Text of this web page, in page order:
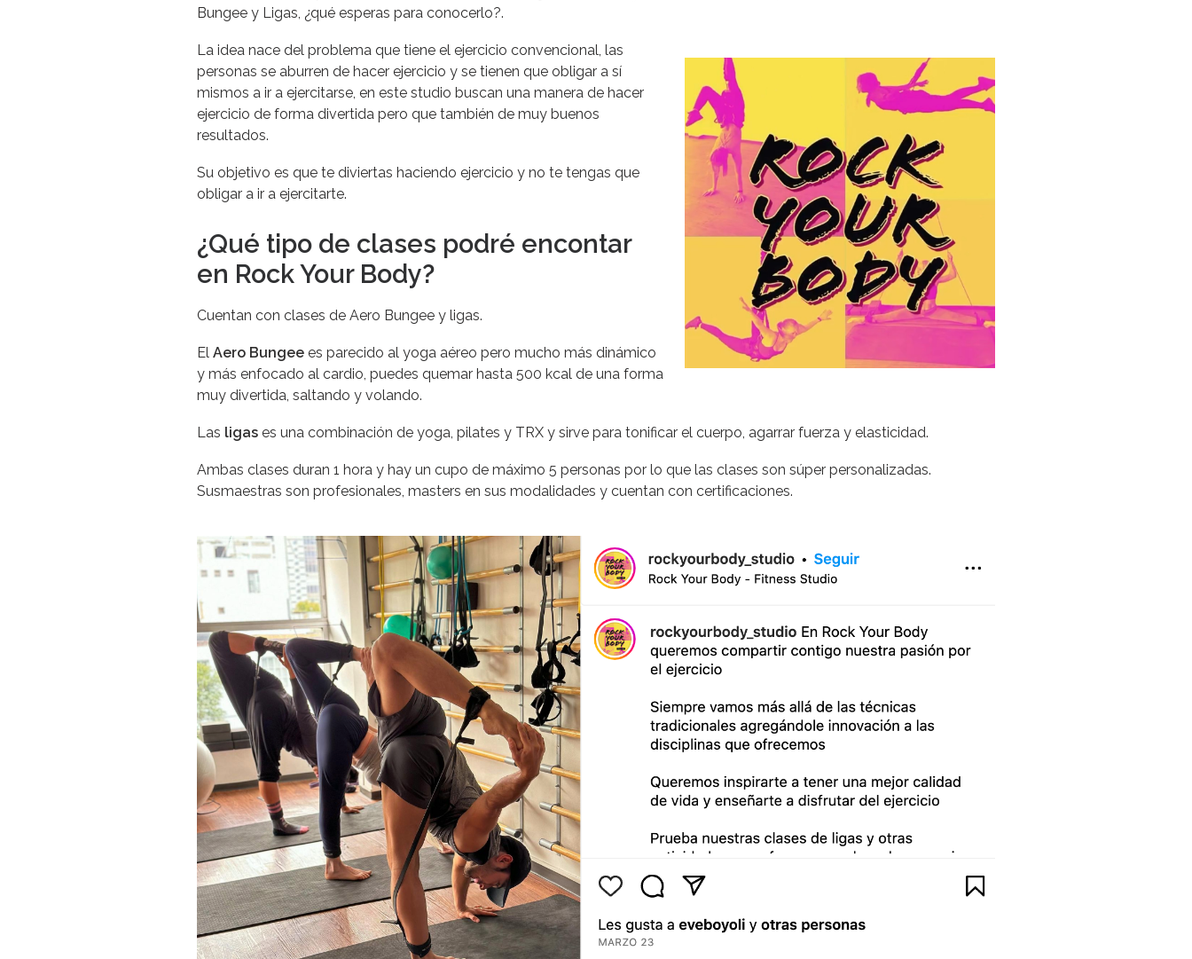
Bungee y Ligas, ¿qué esperas para conocerlo?.
La idea nace del problema que tiene el ejercicio convencional, las
personas se aburren de hacer ejercicio y se tienen que obligar a sí
mismos a ir a ejercitarse, en este studio buscan una manera de hacer
ejercicio de forma divertida pero que también de muy buenos
resultados.
Su objetivo es que te diviertas haciendo ejercicio y no te tengas que
obligar a ir a ejercitarte.
¿Qué tipo de clases podré encontar
en Rock Your Body?
Cuentan con clases de Aero Bungee y ligas.
El Aero Bungee es parecido al yoga aéreo pero mucho más dinámico
y más enfocado al cardio, puedes quemar hasta 500 kcal de una forma
muy divertida, saltando y volando.
Las ligas es una combinación de yoga, pilates y TRX y sirve para tonificar el cuerpo, agarrar fuerza y elasticidad.
Ambas clases duran 1 hora y hay un cupo de máximo 5 personas por lo que las clases son súper personalizadas.
Susmaestras son profesionales, masters en sus modalidades y cuentan con certificaciones.